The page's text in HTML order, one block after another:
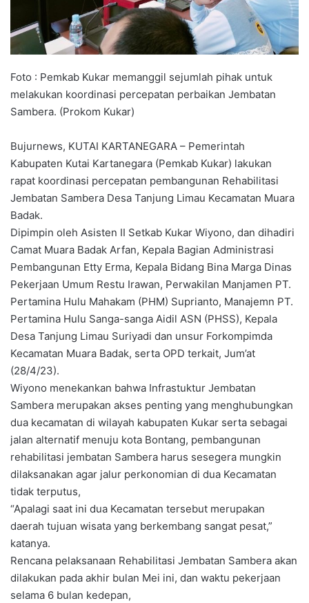
Foto : Pemkab Kukar memanggil sejumlah pihak untuk
melakukan koordinasi percepatan perbaikan Jembatan
Sambera. (Prokom Kukar)
Bujurnews, KUTAI KARTANEGARA – Pemerintah
Kabupaten Kutai Kartanegara (Pemkab Kukar) lakukan
rapat koordinasi percepatan pembangunan Rehabilitasi
Jembatan Sambera Desa Tanjung Limau Kecamatan Muara
Badak.
Dipimpin oleh Asisten II Setkab Kukar Wiyono, dan dihadiri
Camat Muara Badak Arfan, Kepala Bagian Administrasi
Pembangunan Etty Erma, Kepala Bidang Bina Marga Dinas
Pekerjaan Umum Restu Irawan, Perwakilan Manjamen PT.
Pertamina Hulu Mahakam (PHM) Suprianto, Manajemn PT.
Pertamina Hulu Sanga-sanga Aidil ASN (PHSS), Kepala
Desa Tanjung Limau Suriyadi dan unsur Forkompimda
Kecamatan Muara Badak, serta OPD terkait, Jum’at
(28/4/23).
Wiyono menekankan bahwa Infrastuktur Jembatan
Sambera merupakan akses penting yang menghubungkan
dua kecamatan di wilayah kabupaten Kukar serta sebagai
jalan alternatif menuju kota Bontang, pembangunan
rehabilitasi jembatan Sambera harus sesegera mungkin
dilaksanakan agar jalur perkonomian di dua Kecamatan
tidak terputus,
“Apalagi saat ini dua Kecamatan tersebut merupakan
daerah tujuan wisata yang berkembang sangat pesat,”
katanya.
Rencana pelaksanaan Rehabilitasi Jembatan Sambera akan
dilakukan pada akhir bulan Mei ini, dan waktu pekerjaan
selama 6 bulan kedepan,